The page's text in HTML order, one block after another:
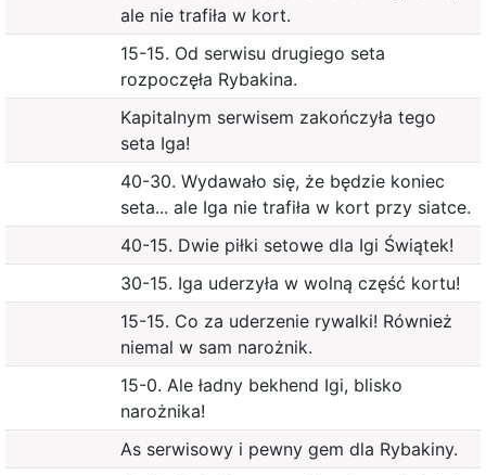
ale nie trafiła w kort.
15-15. Od serwisu drugiego seta
rozpoczęła Rybakina.
Kapitalnym serwisem zakończyła tego
seta Iga!
40-30. Wydawało się, że będzie koniec
seta... ale Iga nie trafiła w kort przy siatce.
40-15. Dwie piłki setowe dla Igi Świątek!
30-15. Iga uderzyła w wolną część kortu!
15-15. Co za uderzenie rywalki! Również
niemal w sam narożnik.
15-0. Ale ładny bekhend Igi, blisko
narożnika!
As serwisowy i pewny gem dla Rybakiny.